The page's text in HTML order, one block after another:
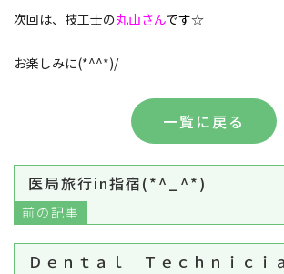
次回は、技工士の丸山さんです☆
お楽しみに(*^^*)/
医局旅行in指宿(*^_^*)
前の記事
一覧に戻る
Ｄｅｎｔａｌ Ｔｅｃｈｎｉｃｉ